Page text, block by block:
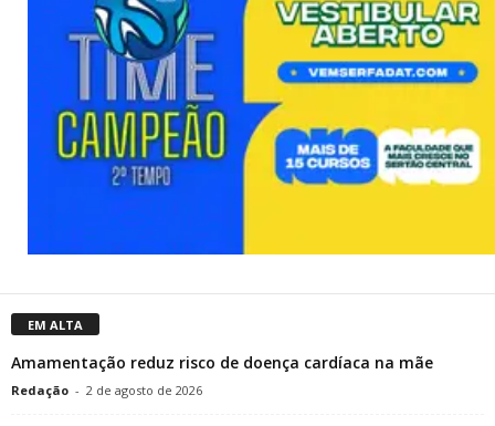
EM ALTA
Amamentação reduz risco de doença cardíaca na mãe
Redação - 2 de agosto de 2026